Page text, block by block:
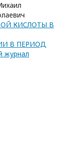
КИСЛОТЫ В
В ПЕРИОД
журнал